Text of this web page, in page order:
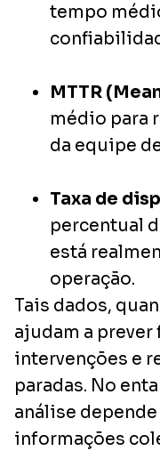
tempo
MTTR
médio para
da equipe
Taxa de
percentual
está
operação.
Tais dados,
ajudam a
intervenções e
paradas. No
análise
informações